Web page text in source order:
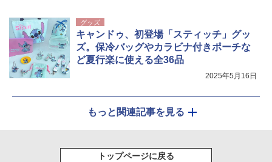
グッズ
キャンドゥ、初登場「スティッチ」グッ
ズ。保冷バッグやカラビナ付きポーチな
ど夏行楽に使える全36品
2025年5月16日
もっと関連記事を見る
トップページに戻る